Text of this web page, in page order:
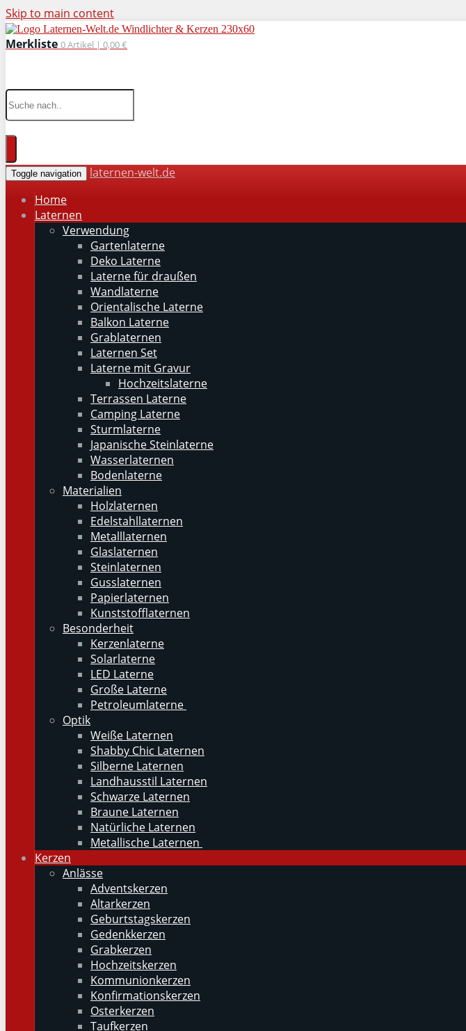
Skip to main content
Merkliste 0Artikel | 0,00 €
Toggle navigation
laternen-welt.de
Home
Laternen
Verwendung
Gartenlaterne
Deko Laterne
Laterne für draußen
Wandlaterne
Orientalische Laterne
Balkon Laterne
Grablaternen
Laternen Set
Laterne mit Gravur
Hochzeitslaterne
Terrassen Laterne
Camping Laterne
Sturmlaterne
Japanische Steinlaterne
Wasserlaternen
Bodenlaterne
Materialien
Holzlaternen
Edelstahllaternen
Metalllaternen
Glaslaternen
Steinlaternen
Gusslaternen
Papierlaternen
Kunststofflaternen
Besonderheit
Kerzenlaterne
Solarlaterne
LED Laterne
Große Laterne
Petroleumlaterne
Optik
Weiße Laternen
Shabby Chic Laternen
Silberne Laternen
Landhausstil Laternen
Schwarze Laternen
Braune Laternen
Natürliche Laternen
Metallische Laternen
Kerzen
Anlässe
Adventskerzen
Altarkerzen
Geburtstagskerzen
Gedenkkerzen
Grabkerzen
Hochzeitskerzen
Kommunionkerzen
Konfirmationskerzen
Osterkerzen
Taufkerzen